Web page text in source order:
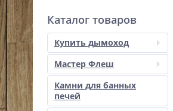
Каталог товаров
Купить дымоход
Мастер Флеш
Камни для банных
печей